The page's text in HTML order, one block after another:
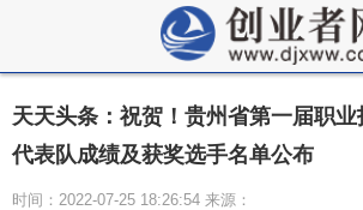
天天头条：祝贺！贵州省第一届职
代表队成绩及获奖选手名单公布
时间：2022-07-25 18:26:54 来源：